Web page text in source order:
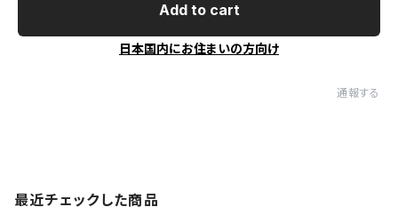
Add to cart
日本国内にお住まいの方向け
通報する
最近チェックした商品